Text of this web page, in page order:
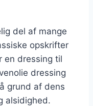
del af mange
opskrifter
en dressing til
dressing
grund af dens
alsidighed.